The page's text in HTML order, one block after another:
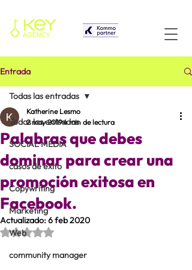
Entrada
Todas las entradas
SOCIAL MEDIA
casos de éxito
Copywriting
Marketing
Web
community manager
Todas las entradas
Palabras que debes
dominar para crear una
promoción exitosa en
Facebook.
Katherine Lesmo
2 may 20194 min de lectura
Actualizado:6 feb 2020
Obtuvo NaN de 5 estrellas.